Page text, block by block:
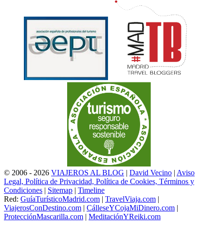
© 2006 - 2026 VIAJEROS AL BLOG | David Vecino | Aviso
Legal, Política de Privacidad, Política de Cookies, Términos y
Condiciones | Sitemap | Timeline
Red: GuíaTurísticoMadrid.com | TravelViaja.com |
ViajerosConDestino.com | CálleseYCojaMiDinero.com |
ProtecciónMascarilla.com | MeditaciónYReiki.com